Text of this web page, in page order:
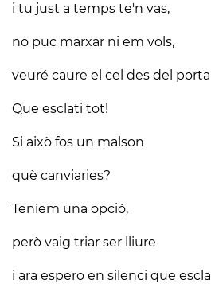
i tu just a temps te'n vas,
no puc marxar ni em vols,
veuré caure el cel des del
Que esclati tot!
Si això fos un malson
què canviaries?
Teníem una opció,
però vaig triar ser lliure
i ara espero en silenci que